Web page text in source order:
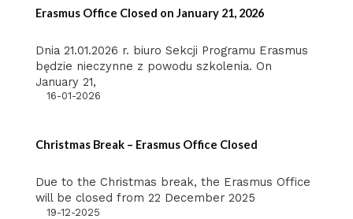
Erasmus Office Closed on January 21, 2026
Dnia 21.01.2026 r. biuro Sekcji Programu Erasmus
będzie nieczynne z powodu szkolenia. On
January 21,
16-01-2026
Christmas Break – Erasmus Office Closed
Due to the Christmas break, the Erasmus Office
will be closed from 22 December 2025
19-12-2025